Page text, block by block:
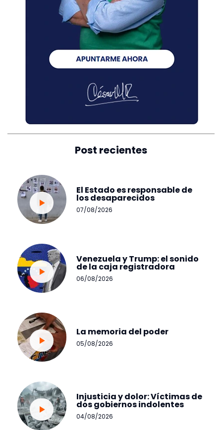
Post recientes
El Estado es responsable de
los desaparecidos
07/08/2026
Venezuela y Trump: el sonido
de la caja registradora
06/08/2026
La memoria del poder
05/08/2026
Injusticia y dolor: Víctimas de
dos gobiernos indolentes
04/08/2026